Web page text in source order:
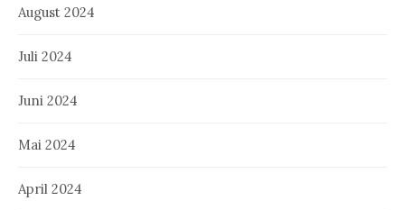
August 2024
Juli 2024
Juni 2024
Mai 2024
April 2024